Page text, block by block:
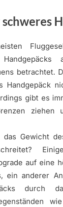
betrachtet.
Handgepäck
gibt es
ziehen
Gewicht
auf eine
ein anderer
durch